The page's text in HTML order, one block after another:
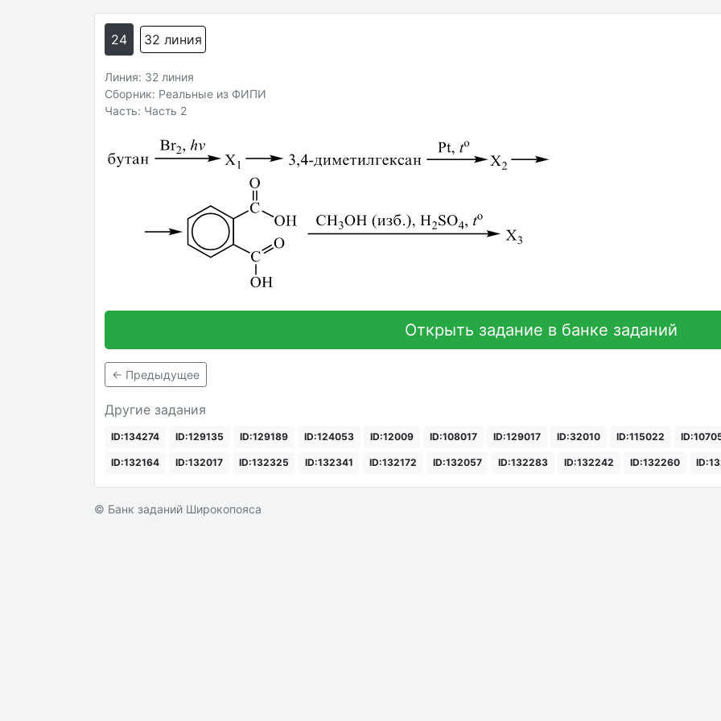
24 32 линия
Линия: 32 линия
Сборник: Реальные из ФИПИ
Часть: Часть 2
Открыть задание в банке заданий
← Предыдущее
Другие задания
ID:134274 ID:129135 ID:129189 ID:124053 ID:12009 ID:108017 ID:129017 ID:32010 ID:115022
ID:132164 ID:132017 ID:132325 ID:132341 ID:132172 ID:132057 ID:132283 ID:132242 ID:132260
© Банк заданий Широкопояса